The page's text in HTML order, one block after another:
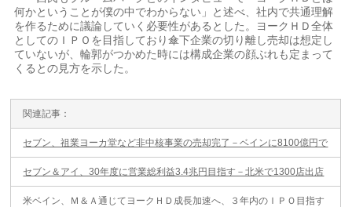
何かということが僕の中でわからない」と述べ、社内で共通理解
を作るために議論していく必要性があるとした。ヨークＨＤ全体
としてのＩＰＯを目指しており傘下企業の切り離し売却は想定し
ていないが、輪郭がつかめた時には構成企業の顔ぶれも定まって
くるとの見方を示した。
関連記事：
セブン、祖業ヨーカ堂など非中核事業の売却完了－ベインに8100億円で
セブン＆アイ、30年度に営業総利益3.4兆円目指す－北米で1300店出店
米ベイン、Ｍ＆Ａ通じてヨークＨＤ成長加速へ、３年内のＩＰＯ目指す